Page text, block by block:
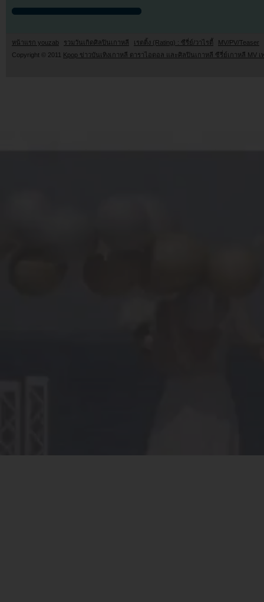
หน้าแรก youzab รวมวันเกิดศิลปินเกาหลี เรตติ้ง (Rating) : ซีรี่ย์/วาไรตี้
MV/PV/Teaser
Copyright © 2011
Kpop ข่าวบันเทิงเกาหลี ดาราไอดอล และศิลปินเกาหลี ซีรี่ย์เกาหลี MV